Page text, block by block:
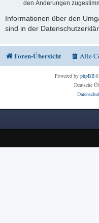
den Änderungen
Informationen über den
sind in der
Foren-Übersicht Alle
Powered by phpBB®
Deutsche